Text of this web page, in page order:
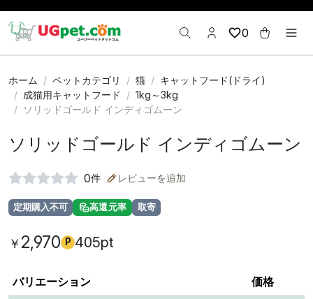
0
ホーム ペットカテゴリ 猫
キャットフード(ドライ)
成猫用キャットフード
1kg～3kg
ソリッドゴールド インディゴムーン
ソリッドゴールド インディゴムーン
0件 レビューを追加
定期購入不可 高還元率 取寄
￥ 2,970 P 405pt
バリエーション 価格